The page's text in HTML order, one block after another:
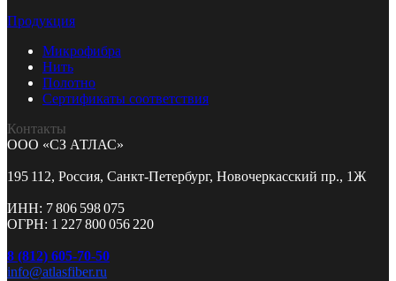
Продукция
Микрофибра
Нить
Полотно
Сертификаты соответствия
Контакты
ООО «СЗ АТЛАС»
195 112, Россия, Санкт-Петербург, Новочеркасский пр., 1Ж
ИНН: 7 806 598 075
ОГРН: 1 227 800 056 220
8 (812) 605-70-50
info@atlasfiber.ru